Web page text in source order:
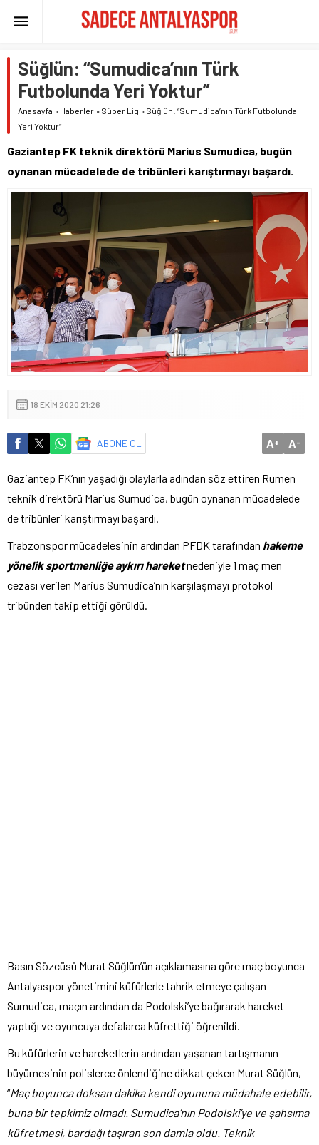
Süğlün: “Sumudica’nın Türk
Futbolunda Yeri Yoktur”
Anasayfa » Haberler » Süper Lig » Süğlün: “Sumudica’nın Türk Futbolunda
Yeri Yoktur”
Gaziantep FK teknik direktörü Marius Sumudica, bugün
oynanan mücadelede de tribünleri karıştırmayı başardı.
18 EKIM 2020 21:26
ABONE OL A+ A-
Gaziantep FK’nın yaşadığı olaylarla adından söz ettiren Rumen
teknik direktörü Marius Sumudica, bugün oynanan mücadelede
de tribünleri karıştırmayı başardı.
Trabzonspor mücadelesinin ardından PFDK tarafından hakeme
yönelik sportmenliğe aykırı hareketnedeniyle 1 maç men
cezası verilen Marius Sumudica’nın karşılaşmayı protokol
tribünden takip ettiği görüldü.
Basın Sözcüsü Murat Süğlün’ün açıklamasına göre maç boyunca
Antalyaspor yönetimini küfürlerle tahrik etmeye çalışan
Sumudica, maçın ardından da Podolski’ye bağırarak hareket
yaptığı ve oyuncuya defalarca küfrettiği öğrenildi.
Bu küfürlerin ve hareketlerin ardından yaşanan tartışmanın
büyümesinin polislerce önlendiğine dikkat çeken Murat Süğlün,
“Maç boyunca doksan dakika kendi oyununa müdahale edebilir,
buna bir tepkimiz olmadı. Sumudica’nın Podolski’ye ve şahsıma
küfretmesi, bardağı taşıran son damla oldu. Teknik